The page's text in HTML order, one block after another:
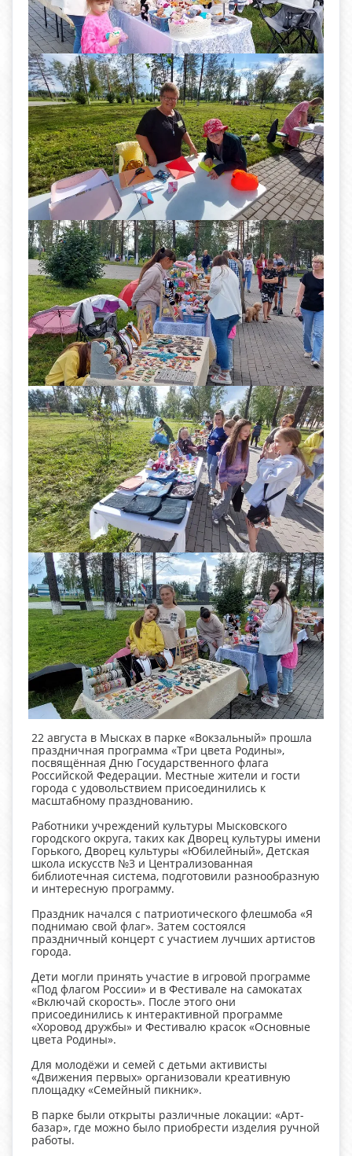
22 августа в Мысках в парке «Вокзальный» прошла
праздничная программа «Три цвета Родины»,
посвящённая Дню Государственного флага
Российской Федерации. Местные жители и гости
города с удовольствием присоединились к
масштабному празднованию.
Работники учреждений культуры Мысковского
городского округа, таких как Дворец культуры имени
Горького, Дворец культуры «Юбилейный», Детская
школа искусств №3 и Централизованная
библиотечная система, подготовили разнообразную
и интересную программу.
Праздник начался с патриотического флешмоба «Я
поднимаю свой флаг». Затем состоялся
праздничный концерт с участием лучших артистов
города.
Дети могли принять участие в игровой программе
«Под флагом России» и в Фестивале на самокатах
«Включай скорость». После этого они
присоединились к интерактивной программе
«Хоровод дружбы» и Фестивалю красок «Основные
цвета Родины».
Для молодёжи и семей с детьми активисты
«Движения первых» организовали креативную
площадку «Семейный пикник».
В парке были открыты различные локации: «Арт-
базар», где можно было приобрести изделия ручной
работы.